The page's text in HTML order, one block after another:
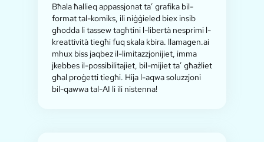
Bħala ħallieq appassjonat ta’ grafika bil-
format tal-komiks, ili niġġieled biex insib
għodda li tassew tagħtini l-libertà nesprimi l-
kreattività tiegħi fuq skala kbira. llamagen.ai
mhux biss jaqbez il-limitazzjonijiet, imma
jkebbes il-possibilitajiet, bil-mijiet ta’ għażliet
għal proġetti tiegħi. Hija l-aqwa soluzzjoni
bil-qawwa tal-AI li ili nistenna!